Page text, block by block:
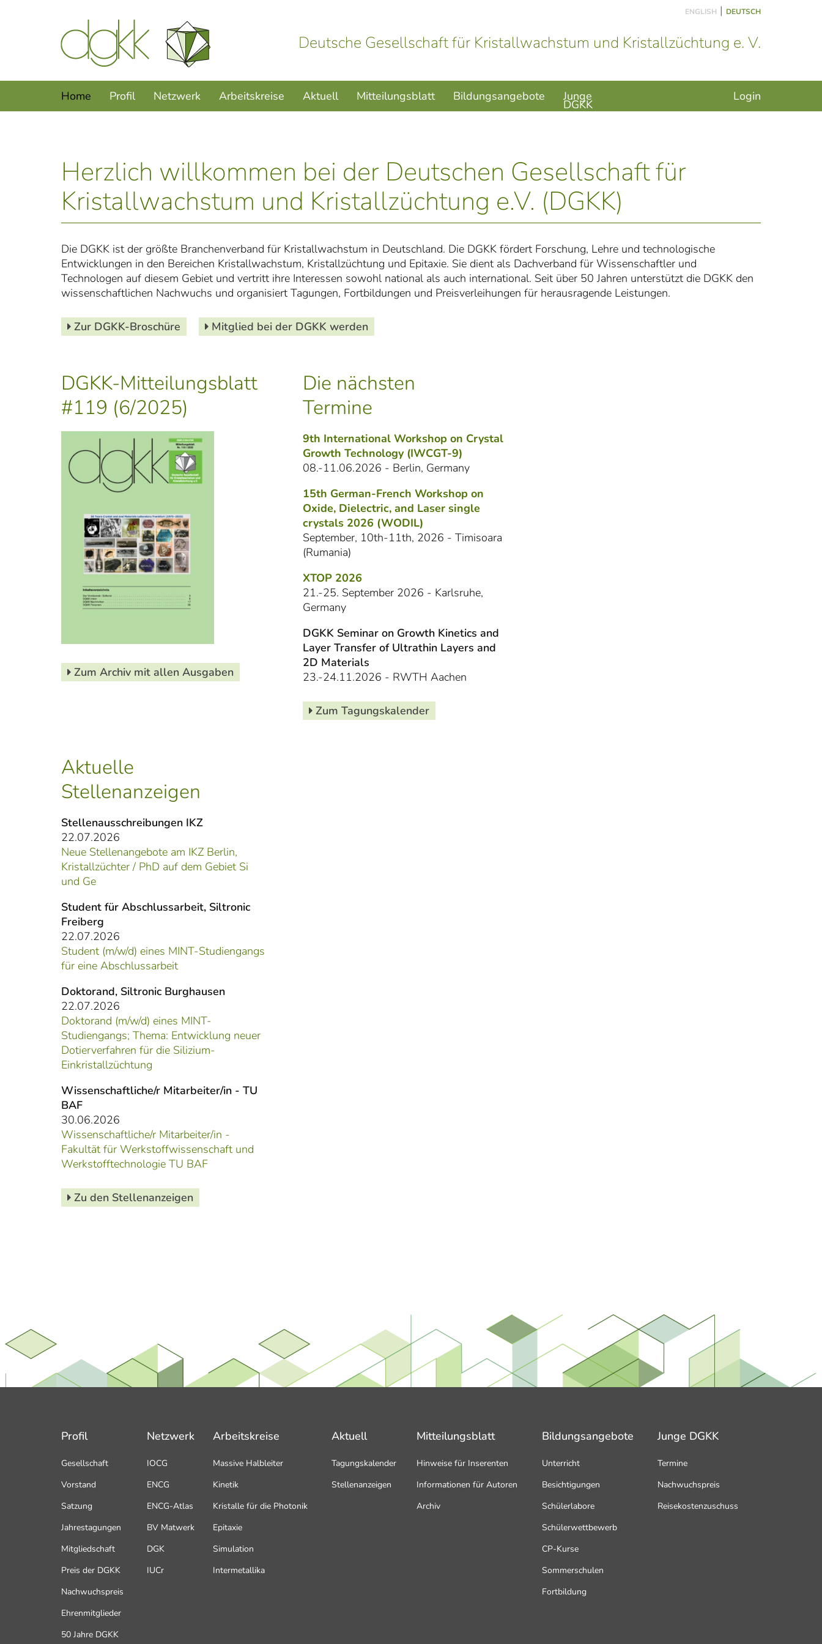
ENGLISH | DEUTSCH
Deutsche Gesellschaft für Kristallwachstum und Kristallzüchtung e. V.
Home Profil Netzwerk Arbeitskreise Aktuell Mitteilungsblatt Bildungsangebote Junge
DGKK
Login
Herzlich willkommen bei der Deutschen Gesellschaft für
Kristallwachstum und Kristallzüchtung e.V. (DGKK)
Die DGKK ist der größte Branchenverband für Kristallwachstum in Deutschland. Die DGKK fördert Forschung, Lehre und technologische
Entwicklungen in den Bereichen Kristallwachstum, Kristallzüchtung und Epitaxie. Sie dient als Dachverband für Wissenschaftler und
Technologen auf diesem Gebiet und vertritt ihre Interessen sowohl national als auch international. Seit über 50 Jahren unterstützt die DGKK den
wissenschaftlichen Nachwuchs und organisiert Tagungen, Fortbildungen und Preisverleihungen für herausragende Leistungen.
Zur DGKK-Broschüre Mitglied bei der DGKK werden
DGKK-Mitteilungsblatt
#119 (6/2025)
Zum Archiv mit allen Ausgaben
Die nächsten
Termine
9th International Workshop on Crystal
Growth Technology (IWCGT-9)
08.-11.06.2026 - Berlin, Germany
15th German-French Workshop on
Oxide, Dielectric, and Laser single
crystals 2026 (WODIL)
September, 10th-11th, 2026 - Timisoara
(Rumania)
XTOP 2026
21.-25. September 2026 - Karlsruhe,
Germany
DGKK Seminar on Growth Kinetics and
Layer Transfer of Ultrathin Layers and
2D Materials
23.-24.11.2026 - RWTH Aachen
Zum Tagungskalender
Aktuelle
Stellenanzeigen
Stellenausschreibungen IKZ
22.07.2026
Neue Stellenangebote am IKZ Berlin,
Kristallzüchter / PhD auf dem Gebiet Si
und Ge
Student für Abschlussarbeit, Siltronic
Freiberg
22.07.2026
Student (m/w/d) eines MINT-Studiengangs
für eine Abschlussarbeit
Doktorand, Siltronic Burghausen
22.07.2026
Doktorand (m/w/d) eines MINT-
Studiengangs; Thema: Entwicklung neuer
Dotierverfahren für die Silizium-
Einkristallzüchtung
Wissenschaftliche/r Mitarbeiter/in - TU
BAF
30.06.2026
Wissenschaftliche/r Mitarbeiter/in -
Fakultät für Werkstoffwissenschaft und
Werkstofftechnologie TU BAF
Zu den Stellenanzeigen
Profil
Gesellschaft
Vorstand
Satzung
Jahrestagungen
Mitgliedschaft
Preis der DGKK
Nachwuchspreis
Ehrenmitglieder
50 Jahre DGKK
Netzwerk
IOCG
ENCG
ENCG-Atlas
BV Matwerk
DGK
IUCr
Arbeitskreise
Massive Halbleiter
Kinetik
Kristalle für die Photonik
Epitaxie
Simulation
Intermetallika
Aktuell
Tagungskalender
Stellenanzeigen
Mitteilungsblatt
Hinweise für Inserenten
Informationen für Autoren
Archiv
Bildungsangebote
Unterricht
Besichtigungen
Schülerlabore
Schülerwettbewerb
CP-Kurse
Sommerschulen
Fortbildung
Junge DGKK
Termine
Nachwuchspreis
Reisekostenzuschuss